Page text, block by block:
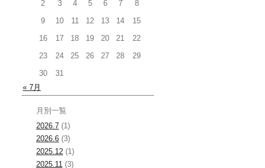
« 7月
2
3 4 5 6 7
8
9
10 11 12 13 14
15
16
17 18 19 20 21
22
23
24 25 26 27 28
29
30
31
月別一覧
2026.7 (1)
2026.6 (3)
2025.12 (1)
2025.11 (3)